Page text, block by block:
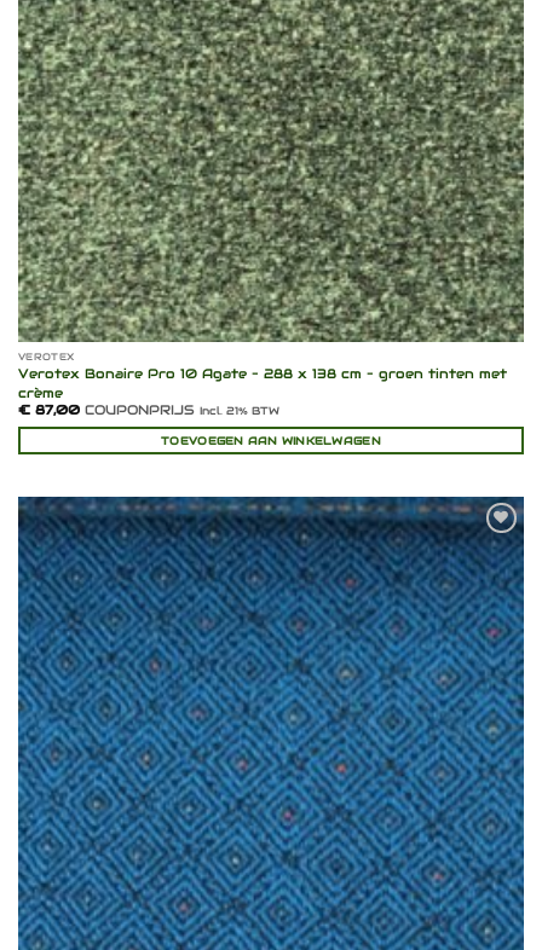
VEROTEX
Verotex Bonaire Pro 10 Agate – 288 x 138 cm – groen tinten met
crème
€87,00COUPONPRIJS Incl. 21% BTW
TOEVOEGEN AAN WINKELWAGEN
Toevoegen
aan
verlanglijst